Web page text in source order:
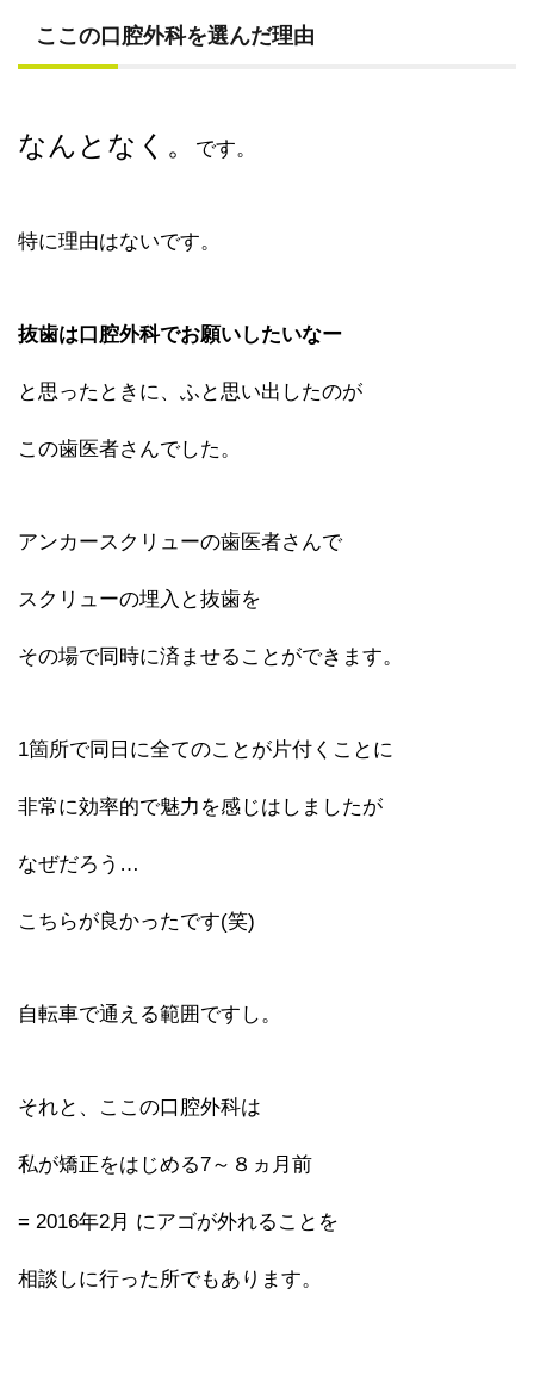
ここの口腔外科を選んだ理由
なんとなく。 です。
特に理由はないです。
抜歯は口腔外科でお願いしたいなー
と思ったときに、ふと思い出したのが
この歯医者さんでした。
アンカースクリューの歯医者さんで
スクリューの埋入と抜歯を
その場で同時に済ませることができます。
1箇所で同日に全てのことが片付くことに
非常に効率的で魅力を感じはしましたが
なぜだろう…
こちらが良かったです(笑)
自転車で通える範囲ですし。
それと、ここの口腔外科は
私が矯正をはじめる7～８ヵ月前
= 2016年2月 にアゴが外れることを
相談しに行った所でもあります。